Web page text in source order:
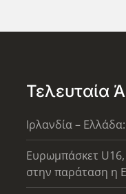
Τελευταία
Ιρλανδία –
Ευρωμπάσκετ U16,
στην παράταση η